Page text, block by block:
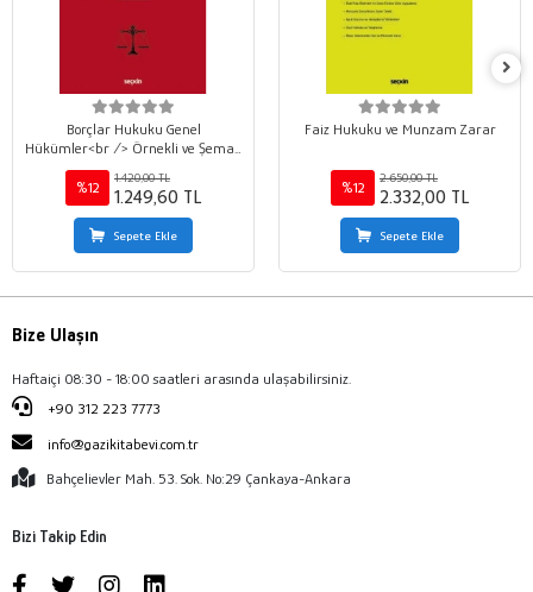
Borçlar Hukuku Genel
Hükümler<br /> Örnekli ve Şemalı
Konu Anlatımı
%12
1.420,00 TL
1.249,60 TL
Sepete Ekle
Faiz Hukuku ve Munzam Zarar
%12
2.650,00 TL
2.332,00 TL
Sepete Ekle
Bize Ulaşın
Haftaiçi 08:30 - 18:00 saatleri arasında ulaşabilirsiniz.
+90 312 223 7773
info@gazikitabevi.com.tr
Bahçelievler Mah. 53. Sok. No:29 Çankaya-Ankara
Bizi Takip Edin